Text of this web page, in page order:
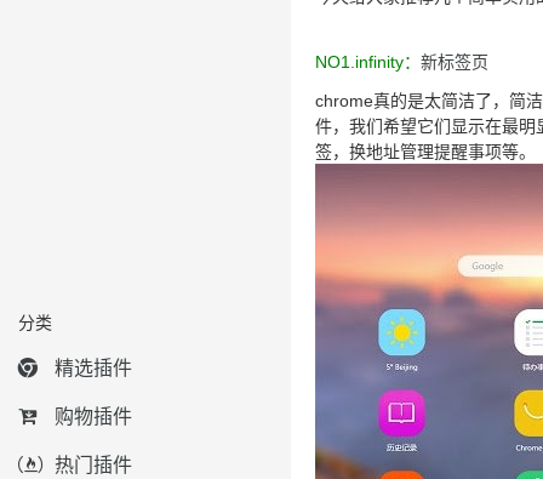
分类
精选插件
购物插件
热门插件
NO1. infinity： 新标签页
chrome真的是太简洁了，简
件，我们希望它们显示在最
签， 换地址管理提醒事项等。